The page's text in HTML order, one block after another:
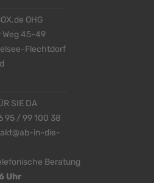
OHG
Weg 45-49
Flechtdorf
SIE DA
95 / 99 100 38
in-die-
Beratung
Uhr